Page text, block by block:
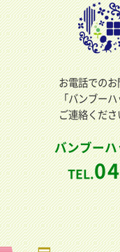
お電話での
「バンブー
ご連絡くだ
バンブー
TEL.